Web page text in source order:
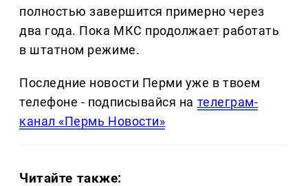
полностью завершится примерно через
два года. Пока МКС продолжает работать
в штатном режиме.
Последние новости Перми уже в твоем
телефоне - подписывайся на телеграм-
канал «Пермь Новости»
Читайте также: